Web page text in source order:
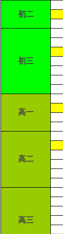
初二
初三
高一
高二
高三